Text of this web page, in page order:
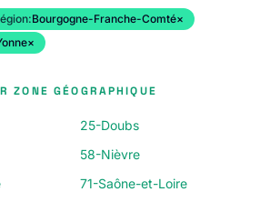
Bourgogne-Franche-Comté×
×
ZONE GÉOGRAPHIQUE
25-Doubs
58-Nièvre
71-Saône-et-Loire